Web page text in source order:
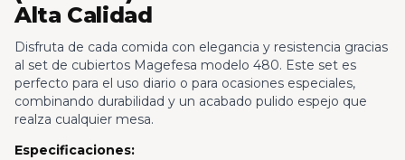
Alta Calidad
Disfruta de cada comida con elegancia y resistencia gracias
al set de cubiertos Magefesa modelo 480. Este set es
perfecto para el uso diario o para ocasiones especiales,
combinando durabilidad y un acabado pulido espejo que
realza cualquier mesa.
Especificaciones: